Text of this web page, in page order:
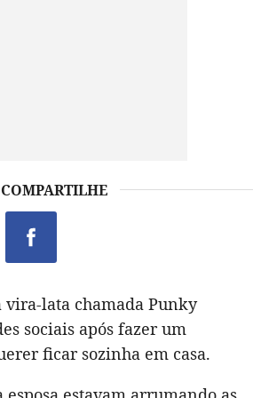
COMPARTILHE
lata chamada Punky
sociais após fazer um
ficar sozinha em casa.